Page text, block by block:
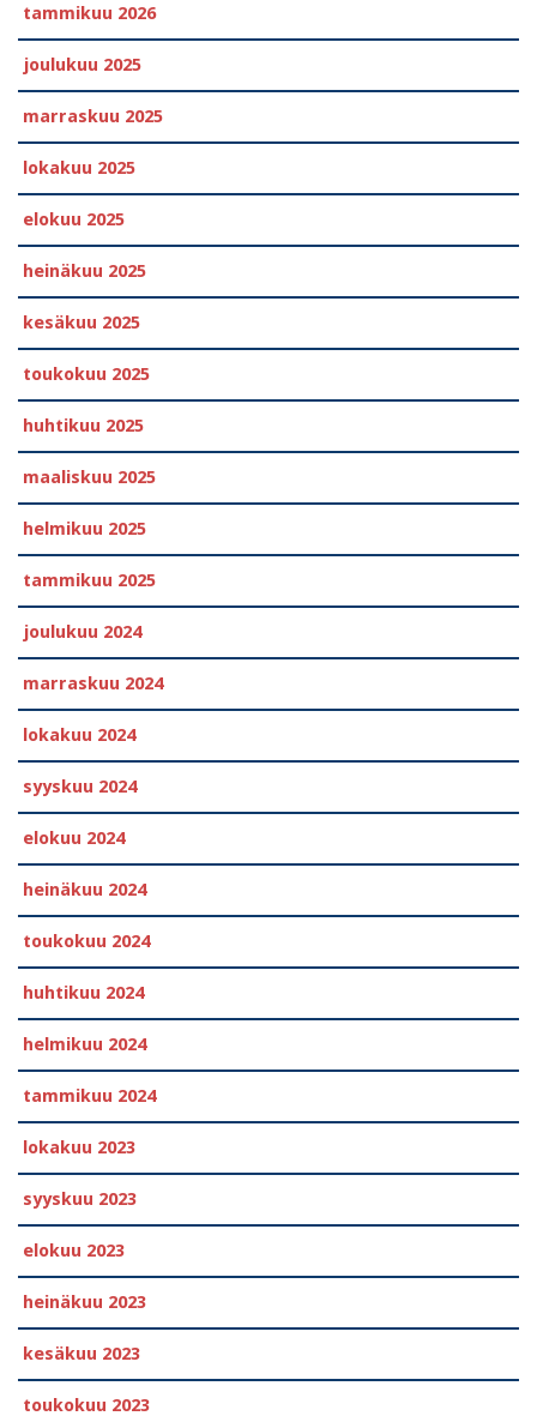
tammikuu 2026
joulukuu 2025
marraskuu 2025
lokakuu 2025
elokuu 2025
heinäkuu 2025
kesäkuu 2025
toukokuu 2025
huhtikuu 2025
maaliskuu 2025
helmikuu 2025
tammikuu 2025
joulukuu 2024
marraskuu 2024
lokakuu 2024
syyskuu 2024
elokuu 2024
heinäkuu 2024
toukokuu 2024
huhtikuu 2024
helmikuu 2024
tammikuu 2024
lokakuu 2023
syyskuu 2023
elokuu 2023
heinäkuu 2023
kesäkuu 2023
toukokuu 2023